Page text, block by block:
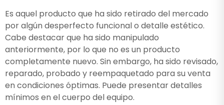
Es aquel producto que ha sido retirado del mercado
por algún desperfecto funcional o detalle estético.
Cabe destacar que ha sido manipulado
anteriormente, por lo que no es un producto
completamente nuevo. Sin embargo, ha sido revisado,
reparado, probado y reempaquetado para su venta
en condiciones óptimas. Puede presentar detalles
mínimos en el cuerpo del equipo.